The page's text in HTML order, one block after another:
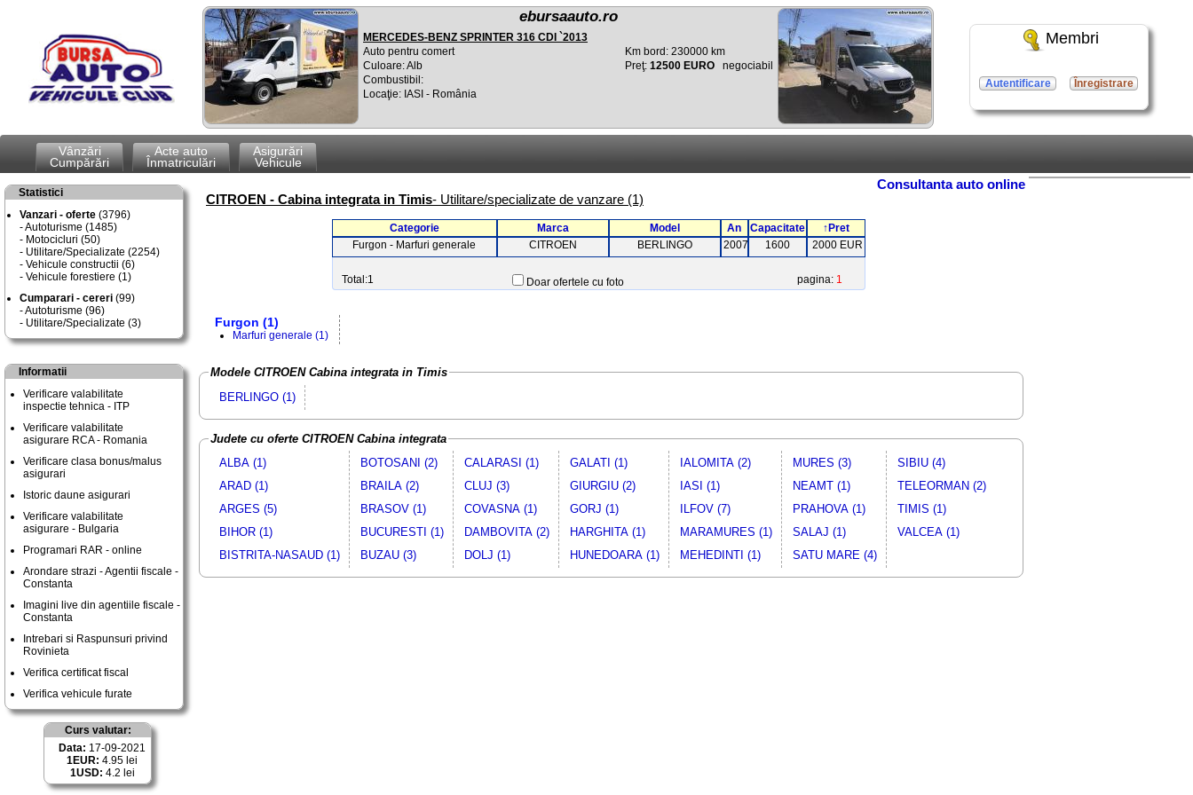
ebursaauto.ro
MERCEDES-BENZ SPRINTER 316 CDI `2013
Auto pentru comert
Culoare: Alb
Combustibil:
Locaţie: IASI - România
Km bord: 230000 km
Preţ: 12500 EURO negociabil
Membri
Autentificare Înregistrare
Vânzări
Cumpărări
Acte auto
Înmatriculări
Asigurări
Vehicule
Statistici
Vanzari - oferte (3796)
Autoturisme (1485)
Motocicluri (50)
Utilitare/Specializate (2254)
Vehicule constructii (6)
Vehicule forestiere (1)
Cumparari - cereri (99)
Autoturisme (96)
Utilitare/Specializate (3)
Informatii
Verificare valabilitate
inspectie tehnica - ITP
Verificare valabilitate
asigurare RCA - Romania
Verificare clasa bonus/malus
asigurari
Istoric daune asigurari
Verificare valabilitate
asigurare - Bulgaria
Programari RAR - online
Arondare strazi - Agentii fiscale -
Constanta
Imagini live din agentiile fiscale -
Constanta
Intrebari si Raspunsuri privind
Rovinieta
Verifica certificat fiscal
Verifica vehicule furate
Curs valutar:
Data: 17-09-2021
1EUR: 4.95 lei
1USD: 4.2 lei
Consultanta auto online
CITROEN - Cabina integrata in Timis- Utilitare/specializate de vanzare (1)
Categorie Marca Model An Capacitate
↑Pret
Furgon - Marfuri generale
CITROEN BERLINGO 2007 1600 2000 EUR
Total:1 Doar ofertele cu foto pagina: 1
Furgon (1)
Marfuri generale (1)
Modele CITROEN Cabina integrata in Timis
BERLINGO (1)
Judete cu oferte CITROEN Cabina integrata
ALBA (1)
ARAD (1)
ARGES (5)
BIHOR (1)
BISTRITA-NASAUD (1)
BOTOSANI (2)
BRAILA (2)
BRASOV (1)
BUCURESTI (1)
BUZAU (3)
CALARASI (1)
CLUJ (3)
COVASNA (1)
DAMBOVITA (2)
DOLJ (1)
GALATI (1)
GIURGIU (2)
GORJ (1)
HARGHITA (1)
HUNEDOARA (1)
IALOMITA (2)
IASI (1)
ILFOV (7)
MARAMURES (1)
MEHEDINTI (1)
MURES (3)
NEAMT (1)
PRAHOVA (1)
SALAJ (1)
SATU MARE (4)
SIBIU (4)
TELEORMAN (2)
TIMIS (1)
VALCEA (1)